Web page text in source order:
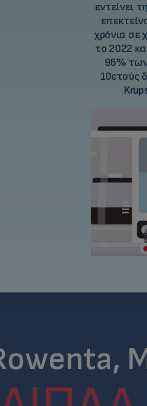
εντείνει
χρόνια σε
το 2022
96%
10ετούς